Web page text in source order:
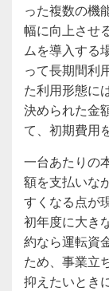
った複数の機
幅に向上させ
ムを導入する
って長期間利
た利用形態に
決められた金
て、初期費用
一台あたりの
額を支払いな
すくなる点が
初年度に大き
約なら運転資
ため、事業立
抑えたいとき